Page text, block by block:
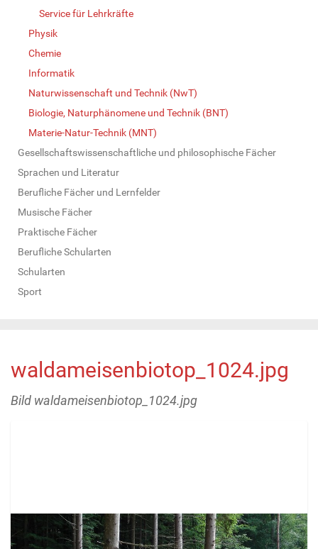
Service für Lehrkräfte
Physik
Chemie
Informatik
Naturwissenschaft und Technik (NwT)
Biologie, Naturphänomene und Technik (BNT)
Materie-Natur-Technik (MNT)
Gesellschaftswissenschaftliche und philosophische Fächer
Sprachen und Literatur
Berufliche Fächer und Lernfelder
Musische Fächer
Praktische Fächer
Berufliche Schularten
Schularten
Sport
waldameisenbiotop_1024.jpg
Bild waldameisenbiotop_1024.jpg